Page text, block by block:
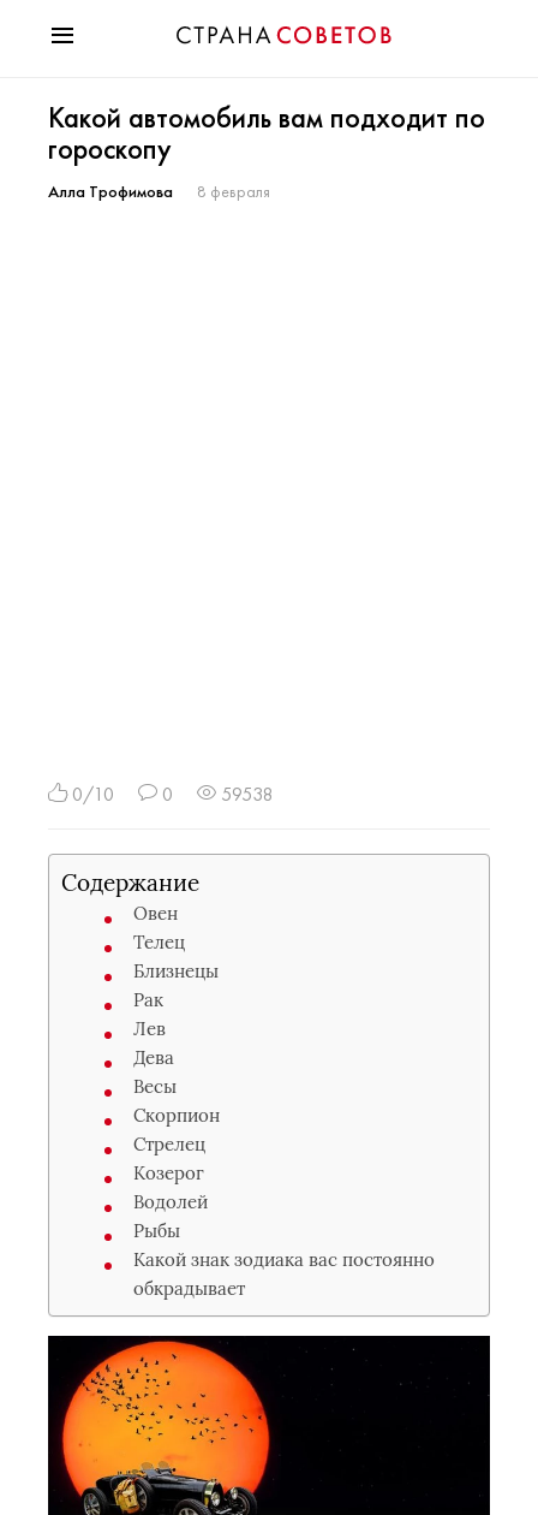
Мода
Звезды
Гороскопы
Какой автомобиль вам подходит по
гороскопу
Алла Трофимова 8 февраля
0/10 0 59538
Содержание
Овен
Телец
Близнецы
Рак
Лев
Дева
Весы
Скорпион
Стрелец
Козерог
Водолей
Рыбы
Какой знак зодиака вас постоянно
обкрадывает